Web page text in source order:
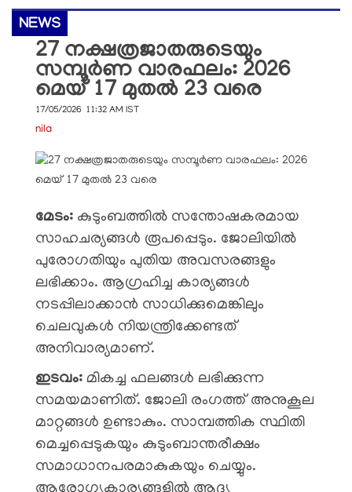
NEWS
27 നക്ഷത്രജാതരുടെയും
സമ്പൂർണ വാരഫലം: 2026
മെയ് 17 മുതൽ 23 വരെ
17/05/2026 11:32 AM IST
nila
മേടം: കുടുംബത്തിൽ സന്തോഷകരമായ
സാഹചര്യങ്ങൾ രൂപപ്പെടും. ജോലിയിൽ
പുരോഗതിയും പുതിയ അവസരങ്ങളും
ലഭിക്കാം. ആഗ്രഹിച്ച കാര്യങ്ങൾ
നടപ്പിലാക്കാൻ സാധിക്കുമെങ്കിലും
ചെലവുകൾ നിയന്ത്രിക്കേണ്ടത്
അനിവാര്യമാണ്.
ഇടവം: മികച്ച ഫലങ്ങൾ ലഭിക്കുന്ന
സമയമാണിത്. ജോലി രംഗത്ത് അനുകൂല
മാറ്റങ്ങൾ ഉണ്ടാകും. സാമ്പത്തിക സ്ഥിതി
മെച്ചപ്പെടുകയും കുടുംബാന്തരീക്ഷം
സമാധാനപരമാകുകയും ചെയ്യും.